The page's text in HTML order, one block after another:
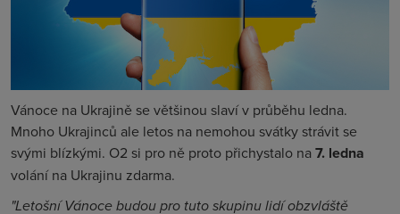
Vánoce na Ukrajině se většinou slaví v průběhu ledna.
Mnoho Ukrajinců ale letos na nemohou svátky strávit se
svými blízkými. O2 si pro ně proto přichystalo na7. ledna
volání na Ukrajinu zdarma.
"Letošní Vánoce budou pro tuto skupinu lidí obzvláště